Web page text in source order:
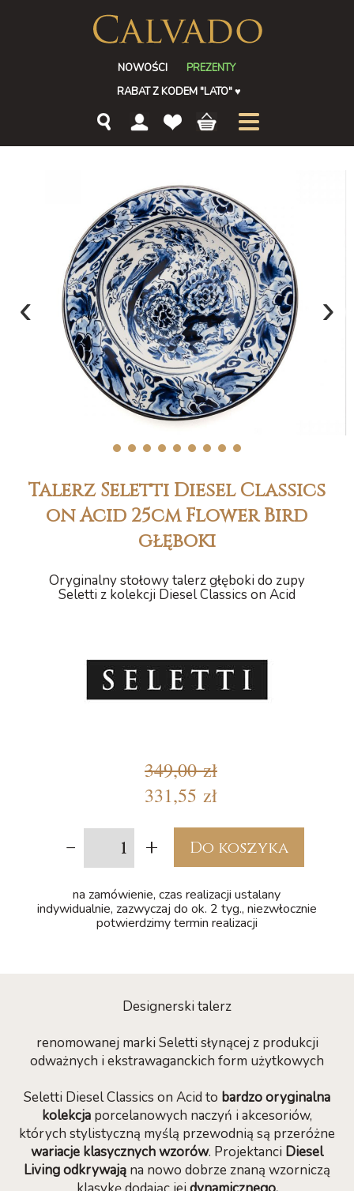
NOWOŚCI
PREZENTY
RABAT Z KODEM "LATO"♥
‹ ›
1 2 3 4 5 6 7 8 9
Talerz Seletti Diesel Classics
on Acid 25cm Flower Bird
głęboki
Oryginalny stołowy talerz głęboki do zupy
Seletti z kolekcji Diesel Classics on Acid
349,00 zł
331,55 zł
- + Do koszyka
na zamówienie, czas realizacji ustalany
indywidualnie, zazwyczaj do ok. 2 tyg., niezwłocznie
potwierdzimy termin realizacji
Designerski talerz
renomowanej marki Seletti słynącej z produkcji
odważnych i ekstrawaganckich form użytkowych
Seletti Diesel Classics on Acid to bardzo oryginalna
kolekcja porcelanowych naczyń i akcesoriów,
których stylistyczną myślą przewodnią są przeróżne
wariacje klasycznych wzorów. Projektanci Diesel
Living odkrywają na nowo dobrze znaną wzorniczą